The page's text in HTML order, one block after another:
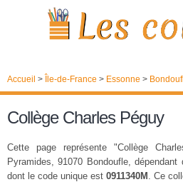
Accueil > Île-de-France > Essonne >
Collège Charles Péguy
Cette page représente "Collège
Pyramides, 91070 Bondoufle,
dont le code unique est 0911340M . Ce